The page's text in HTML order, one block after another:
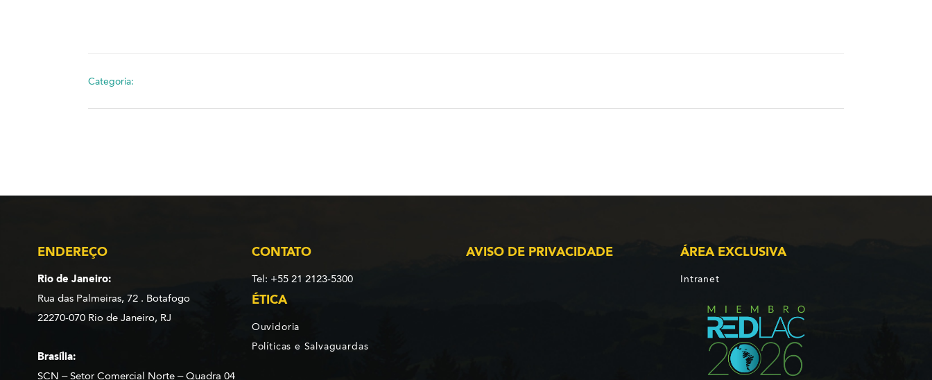
Categoria:
ENDEREÇO
Rio de Janeiro:
Rua das Palmeiras, 72 . Botafogo
22270-070 Rio de Janeiro, RJ
Brasília:
SCN – Setor Comercial Norte – Quadra 04
CONTATO
Tel: +55 21 2123-5300
AVISO DE PRIVACIDADE ÁREA EXCLUSIVA
Intranet
ÉTICA
Ouvidoria
Políticas e Salvaguardas